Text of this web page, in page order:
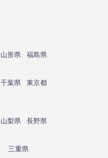
山形県
福島県
千葉県
東京都
山梨県
長野県
三重県